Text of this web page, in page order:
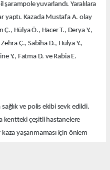
yuvarlandı. Yaralılara
yaptı. Kazada Mustafa A. olay
Hülya Ö., Hacer T., Derya Y.,
Ç., Sabiha D., Hülya Y.,
Y., Fatma D. ve Rabia E.
ve polis ekibi sevk edildi.
kentteki çeşitli hastanelere
yaşanmaması için önlem